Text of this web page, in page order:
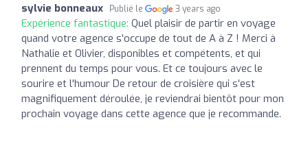
sylvie bonneaux Publié le 3 years ago
Expérience fantastique: Quel plaisir de partir en voyage
quand votre agence s'occupe de tout de A à Z ! Merci à
Nathalie et Olivier, disponibles et compétents, et qui
prennent du temps pour vous. Et ce toujours avec le
sourire et l'humour De retour de croisière qui s'est
magnifiquement déroulée, je reviendrai bientôt pour mon
prochain voyage dans cette agence que je recommande.